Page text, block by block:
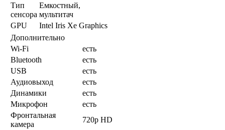
Тип
сенсора
Емкостный,
мультитач
GPU
Intel Iris Xe Graphics
Дополнительно
Wi-Fi
есть
Bluetooth
есть
USB
есть
Аудиовыход
есть
Динамики
есть
Микрофон
есть
Фронтальная
камера
720p HD